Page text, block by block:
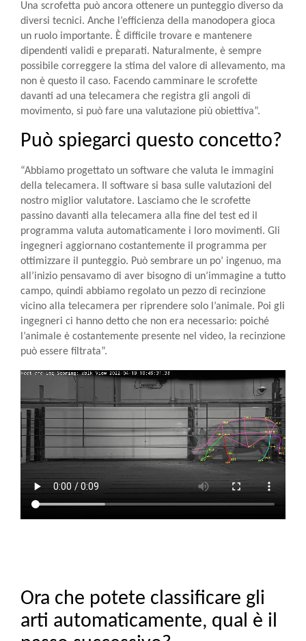
Una scrofetta può ancora ottenere un punteggio diverso da
diversi tecnici. Anche l’efficienza della manodopera gioca
un ruolo importante. È difficile trovare e mantenere
dipendenti validi e preparati. Naturalmente, è sempre
possibile correggere la stima del valore di allevamento, ma
non è questo il caso. Facendo camminare le scrofette
davanti ad una telecamera che registra gli angoli di
movimento, si può fare una valutazione più obiettiva”.
Può spiegarci questo concetto?
“Abbiamo progettato un software che valuta le immagini
della telecamera. Il software si basa sulle valutazioni del
nostro miglior valutatore. Lasciamo che le scrofette
passino davanti alla telecamera alla fine del test ed il
programma valuta automaticamente i loro movimenti. Gli
ingegneri aggiornano costantemente il programma per
ottimizzare il punteggio. Può sembrare un po’ ingenuo, ma
all’inizio pensavamo di aver bisogno di un’immagine a tutto
campo, quindi abbiamo regolato un pezzo di recinzione
vicino alla telecamera per riprendere solo l’animale. Poi gli
ingegneri ci hanno detto che non era necessario: poiché
l’animale è costantemente presente nel video, la recinzione
può essere filtrata”.
Ora che potete classificare gli
arti automaticamente, qual è il